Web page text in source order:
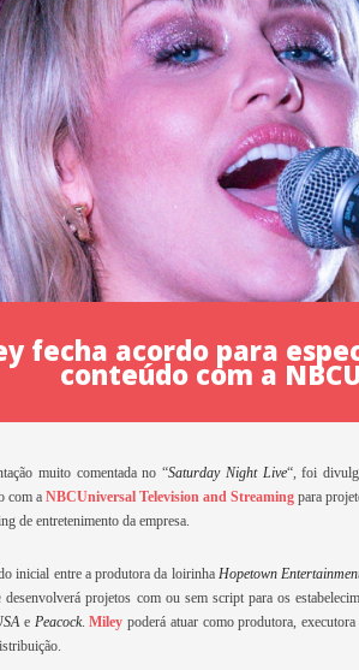
fecha acordo para
conteúdo com a
muito comentada no “Saturday Night Live“, foi
com a NBCUniversal Television and Streaming para
de entretenimento da empresa.
inicial entre a produtora da loirinha Hopetown
desenvolverá projetos com ou sem script para os
e Peacock.Mileypoderá atuar como produtora,